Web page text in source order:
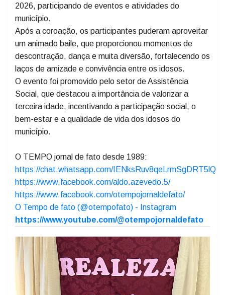
Lorena Marisa Lopes de Vargasreceberam as
faixas de princesas. As escolhidas terão a missão de
representar o grupo da terceira idade ao longo de
2026, participando de eventos e atividades do
município.
Após a coroação, os participantes puderam aproveitar
um animado baile, que proporcionou momentos de
descontração, dança e muita diversão, fortalecendo os
laços de amizade e convivência entre os idosos.
O evento foi promovido pelo setor de Assistência
Social, que destacou a importância de valorizar a
bem-estar e a qualidade de vida dos idosos do
município.
O TEMPO jornal de fato desde 1989:
https://chat.whatsapp.com/IENksRuv8qeLrmSgDRT5lQ
https://www.facebook.com/aldo.azevedo.5/
O Tempo de fato (@otempofato) - Instagram
https://www.youtube.com/@otempojornaldefato